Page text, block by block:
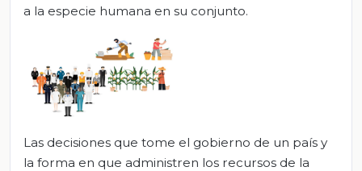
a la especie humana en su conjunto.
Las decisiones que tome el gobierno de un país y
la forma en que administren los recursos de la